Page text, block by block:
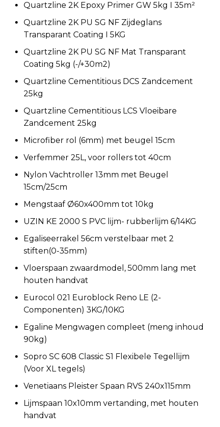
Quartzline 2K Epoxy Primer GW 5kg I 35m²
Quartzline 2K PU SG NF Zijdeglans
Transparant Coating I 5KG
Quartzline 2K PU SG NF Mat Transparant
Coating 5kg (-/+30m2)
Quartzline Cementitious DCS Zandcement
25kg
Quartzline Cementitious LCS Vloeibare
Zandcement 25kg
Microfiber rol (6mm) met beugel 15cm
Verfemmer 25L, voor rollers tot 40cm
Nylon Vachtroller 13mm met Beugel
15cm/25cm
Mengstaaf Ø60x400mm tot 10kg
UZIN KE 2000 S PVC lijm- rubberlijm 6/14KG
Egaliseerrakel 56cm verstelbaar met 2
stiften(0-35mm)
Vloerspaan zwaardmodel, 500mm lang met
houten handvat
Eurocol 021 Euroblock Reno LE (2-
Componenten) 3KG/10KG
Egaline Mengwagen compleet (meng inhoud
90kg)
Sopro SC 608 Classic S1 Flexibele Tegellijm
(Voor XL tegels)
Venetiaans Pleister Spaan RVS 240x115mm
Lijmspaan 10x10mm vertanding, met houten
handvat